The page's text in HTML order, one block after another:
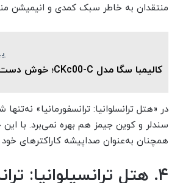
منتقدان به خاطر سبک کمدی و انیمیشن
کالیمبا سگا مدل CKc00-C؛ خوش دست و خوش صدا
در «هتل ترانسلوانیا: ترانسفورمانیا»
سندلر و کوین جیمز هم بهره نمی‌برد. با این‌
همچنان به‌‌عنوان صداپیشه کاراکترهای